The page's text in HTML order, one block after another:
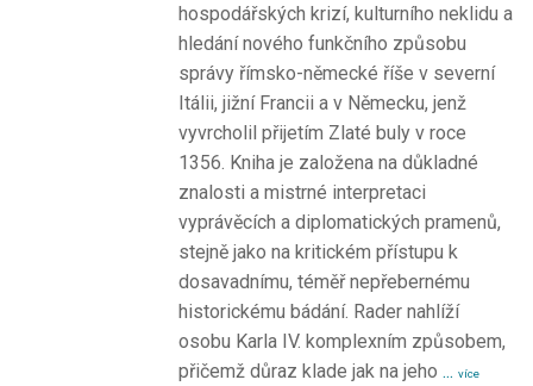
hospodářských krizí, kulturního neklidu a
hledání nového funkčního způsobu
správy římsko-německé říše v severní
Itálii, jižní Francii a v Německu, jenž
vyvrcholil přijetím Zlaté buly v roce
1356. Kniha je založena na důkladné
znalosti a mistrné interpretaci
vyprávěcích a diplomatických pramenů,
stejně jako na kritickém přístupu k
dosavadnímu, téměř nepřebernému
historickému bádání. Rader nahlíží
osobu Karla IV. komplexním způsobem,
přičemž důraz klade jak na jeho ... více